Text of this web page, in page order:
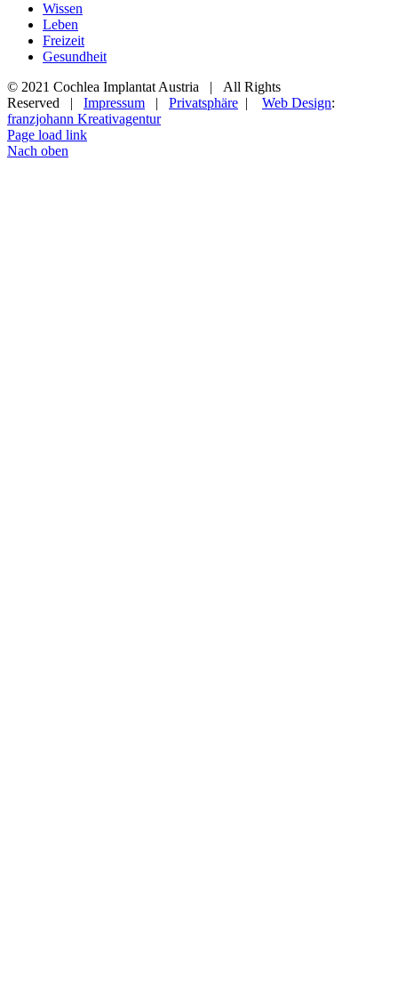
Wissen
Leben
Freizeit
Gesundheit
© 2021 Cochlea Implantat Austria | All Rights
Reserved | Impressum | Privatsphäre | Web Design:
franzjohann Kreativagentur
Page load link
Nach oben